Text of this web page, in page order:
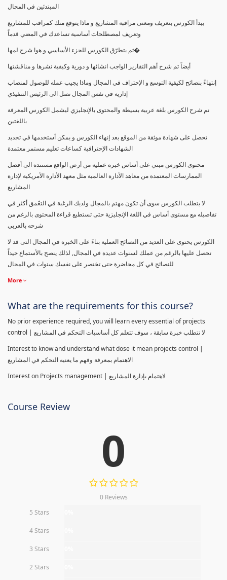
المبتدئين في المجال
يبدأ الكورس بتعريف ومعنى مراقبة المشاريع و ماذا يتوقع منك كمراقب للمشاريع
وتعريف لمصطلحات أساسية تساعدك في المضي قدماً
ثم يتطرّق الكورس للجزء الأساسي و هوا شرح لمها�
أيضاً تم شرح أهم التقارير الواجب انشائها و دورية وكيفية نشرها و مناقشتها
إنتهاءً بنصائح لكيفية التوسع و الإحتراف في المجال وماذا يجيب عمله للوصول لمنصاب
إدارية في نفس المجال تصل الى الرئيس التنفيذي
تم شرح الكورس بلغة عربية بسيطة والمحتوى بالإنجليزي ليشمل الكورس المعرفة
باللغتين
تحصل على شهادة موثقة من الموقع بعد إنهاء الكورس و يمكن أستخدمها في تجديد
الشهادات الإحترافية كساعات تعليم مستمر معتمدة
محتوى الكورس مبني على أساس خبرة عملية من أرض الواقع مستندة الى أفضل
الممارسات المعتمدة من معاهد الأدارة العالمية مثل معهد الأدارة الأمريكية لإدارة
المشاريع
لا يتطلب الكورس سوى أن تكون مهتم بالمجال ولديك الرغبة في التعّمق أكثر في
تفاصيله مع مستوى أساس في اللغة الإنجليزية حتى تستطيع قراءة المحتوى بالرغم من
شرحه بالعربي
الكورس يحتوى على العديد من النصائح العملية بناءً على الخبرة في المجال التى قد لا
تحصل عليها بالرغم من عملك لسنوات عديدة في المجال, لذلك ينصح بالأستماع جيداً
للنصائح في كل محاضرة حتى تختصر على نفسك سنوات في المجال
More
What are the requirements for this course?
No prior experience required, you will learn every essential of projects
control | لا تتطلب خبرة سابقة ، سوف تتعلم كل أساسيات التحكم في المشاريع
Interest to know and understand what dose it mean projects control |
الاهتمام بمعرفة وفهم ما يعنيه التحكم في المشاريع
Interest on Projects management | لاهتمام بإدارة المشاريع
Course Review
0
0 Reviews
5 Stars
4 Stars
3 Stars
2 Stars